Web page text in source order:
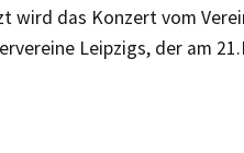
wird das Konzert vom
Leipzigs, der am